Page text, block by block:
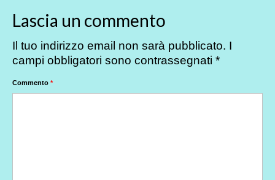
Lascia un commento
Il tuo indirizzo email non sarà pubblicato. I
campi obbligatori sono contrassegnati *
Commento *